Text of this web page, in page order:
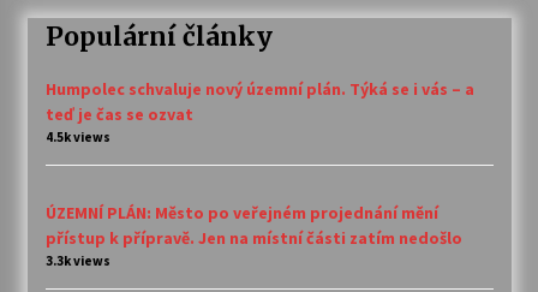
Populární články
Humpolec schvaluje nový územní plán. Týká se i vás – a
teď je čas se ozvat
4.5k views
ÚZEMNÍ PLÁN: Město po veřejném projednání mění
přístup k přípravě. Jen na místní části zatím nedošlo
3.3k views